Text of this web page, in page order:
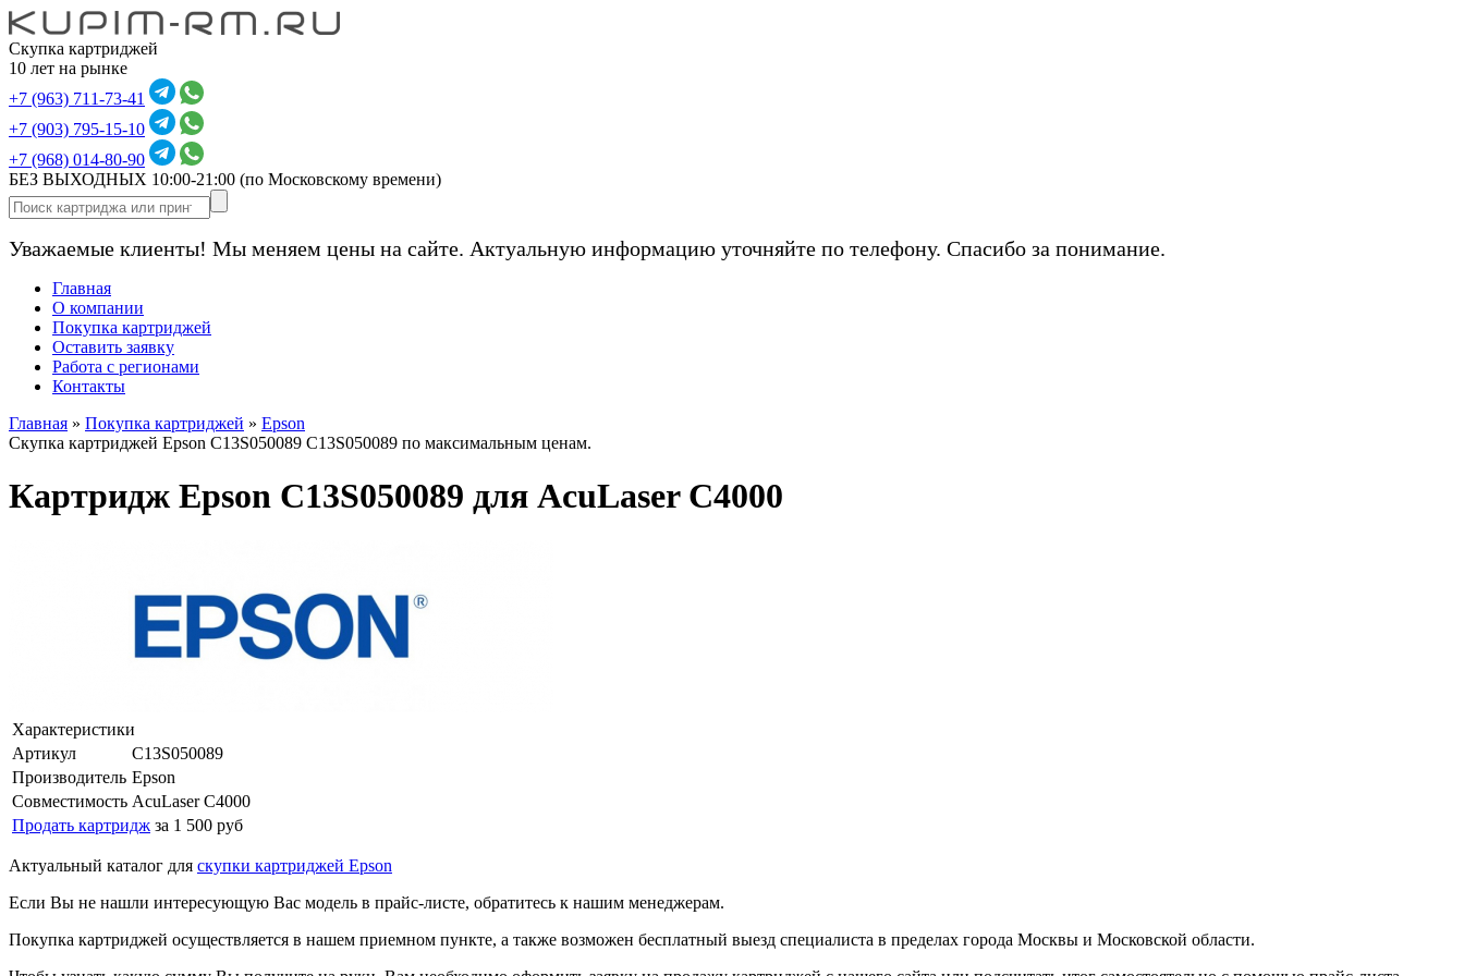
Скупка картриджей
10 лет на рынке
+7 (963) 711-73-41
+7 (903) 795-15-10
+7 (968) 014-80-90
БЕЗ ВЫХОДНЫХ 10:00-21:00 (по Московскому времени)
Уважаемые клиенты! Мы меняем цены на сайте. Актуальную информацию уточняйте по телефону. Спасибо за понимание.
Главная
О компании
Покупка картриджей
Оставить заявку
Работа с регионами
Контакты
Главная » Покупка картриджей » Epson
Скупка картриджей Epson C13S050089 C13S050089 по максимальным ценам.
Картридж Epson C13S050089 для AcuLaser C4000
Характеристики
Артикул
C13S050089
Производитель Epson
Совместимость AcuLaser C4000
Продать картридж за 1 500 руб
Актуальный каталог для скупки картриджей Epson
Если Вы не нашли интересующую Вас модель в прайс-листе, обратитесь к нашим менеджерам.
Покупка картриджей осуществляется в нашем приемном пункте, а также возможен бесплатный выезд специалиста в пределах города Москвы и Московской области.